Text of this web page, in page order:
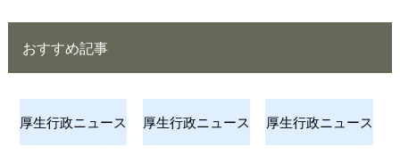
おすすめ記事
厚生行政ニュース 厚生行政ニュース 厚生行政ニュース